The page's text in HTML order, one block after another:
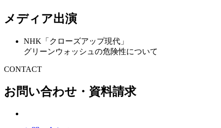
メディア出演
NHK「クローズアップ現代」
グリーンウォッシュの危険性について
CONTACT
お問い合わせ・資料請求